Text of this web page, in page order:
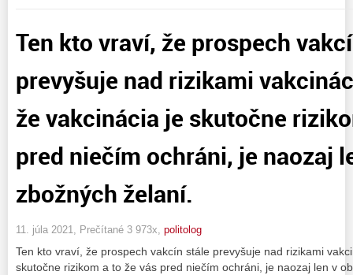
Ten kto vraví, že prospech
prevyšuje nad rizikami
že vakcinácia je skutočne
pred niečím ochráni, je naozaj
zbožných želaní.
11. júla 2021, Prečítané 3 973x, politolog
Ten kto vraví, že prospech vakcín stále prevyšuje nad rizikami
skutočne rizikom a to že vás pred niečím ochráni, je naozaj len v